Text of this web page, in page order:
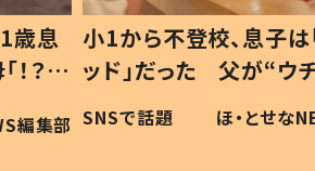
歳息
？」
編集部
小1から不登校、息子は
ッド」だった 父が“ウ
作り続ける理由とは #
#令和の子
SNSで話題 ほ・とせな